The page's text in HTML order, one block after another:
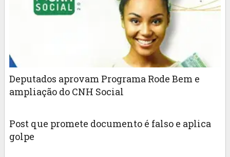
Deputados aprovam Programa Rode Bem e
ampliação do CNH Social
Post que promete documento é falso e aplica
golpe